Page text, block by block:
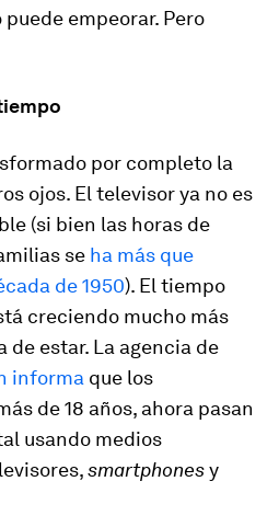
empeorar. Pero
por completo la
ojos. El televisor ya no es
(si bien las horas de
se ha más que
de 1950). El tiempo
creciendo mucho más
de estar. La agencia de
informa que los
de 18 años, ahora pasan
usando medios
smartphonesy